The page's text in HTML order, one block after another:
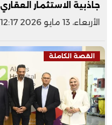
جاذبية الاستثمار العقاري
الأربعاء، 13 مايو 2026 12:17 م
القصة الكاملة